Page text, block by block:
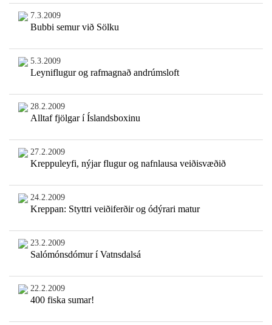
7.3.2009
Bubbi semur við Sölku
5.3.2009
Leyniflugur og rafmagnað andrúmsloft
28.2.2009
Alltaf fjölgar í Íslandsboxinu
27.2.2009
Kreppuleyfi, nýjar flugur og nafnlausa veiðisvæðið
24.2.2009
Kreppan: Styttri veiðiferðir og ódýrari matur
23.2.2009
Salómónsdómur í Vatnsdalsá
22.2.2009
400 fiska sumar!